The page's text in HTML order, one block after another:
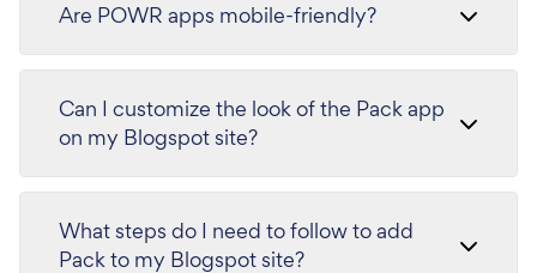
Are POWR apps mobile-friendly?
Can I customize the look of the Pack app
on my Blogspot site?
What steps do I need to follow to add
Pack to my Blogspot site?